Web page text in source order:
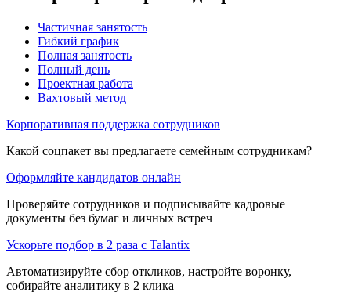
Частичная занятость
Гибкий график
Полная занятость
Полный день
Проектная работа
Вахтовый метод
Корпоративная поддержка сотрудников
Какой соцпакет вы предлагаете семейным сотрудникам?
Оформляйте кандидатов онлайн
Проверяйте сотрудников и подписывайте кадровые
документы без бумаг и личных встреч
Ускорьте подбор в 2 раза с Talantix
Автоматизируйте сбор откликов, настройте воронку,
собирайте аналитику в 2 клика